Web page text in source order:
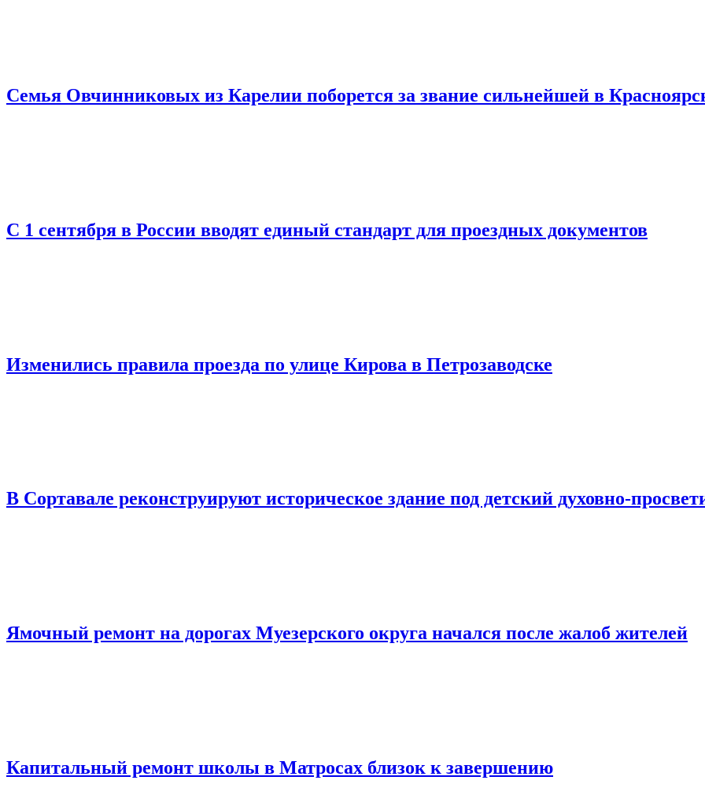
Семья Овчинниковых из Карелии поборется за звание сильнейшей в
С 1 сентября в России вводят единый стандарт для проездных документов
Изменились правила проезда по улице Кирова в Петрозаводске
В Сортавале реконструируют историческое здание под детский духовно-
Ямочный ремонт на дорогах Муезерского округа начался после жалоб жителей
Капитальный ремонт школы в Матросах близок к завершению